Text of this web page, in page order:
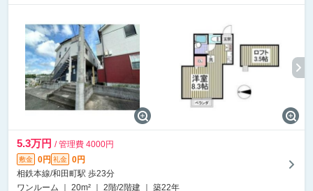
5.3万円 / 管理費 4000円
敷金 0円 礼金
0円
相鉄本線/和田町駅 歩23分
ワンルーム ｜ 20m² ｜ 2階/2階建 ｜ 築22年